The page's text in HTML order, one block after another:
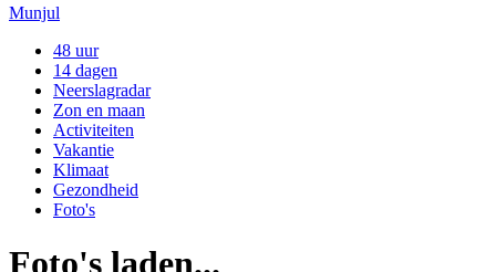
Munjul
48 uur
14 dagen
Neerslagradar
Zon en maan
Activiteiten
Vakantie
Klimaat
Gezondheid
Foto's
Foto's laden...